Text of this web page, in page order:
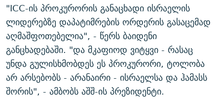
"ICC-ის პროკურორის განაცხადი ისრაელის
ლიდერებზე დაპატიმრების ორდერის გასაცემად
აღმაშფოთებელია", - წერს ბაიდენი
განცხადებაში. "და მკაფიოდ ვიტყვი - რასაც
უნდა გულისხმობდეს ეს პროკურორი, ტოლობა
არ არსებობს - არანაირი - ისრაელსა და ჰამასს
შორის", - ამბობს აშშ-ის პრეზიდენტი.